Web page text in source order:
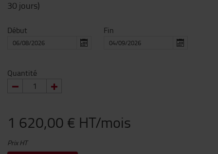
30 jours)
Début Fin
Quantité
1 620,00 € HT/mois
Prix HT